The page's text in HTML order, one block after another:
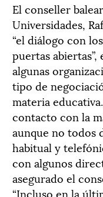
El conseller
Universidades,
“el diálogo con
puertas abiertas”,
algunas
tipo de
materia
contacto con la
aunque no todos
habitual y
con algunos
asegurado el
“Incluso en la